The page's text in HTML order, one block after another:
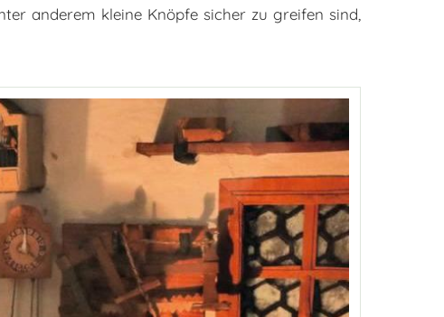
anderem kleine Knöpfe sicher zu greifen sind,